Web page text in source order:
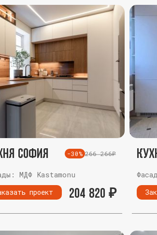
София -30% 266 266₽
МДФ Kastamonu
проект 204 820₽